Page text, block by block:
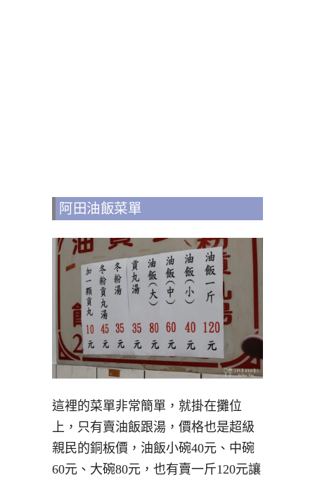
阿田油飯菜單
這裡的菜單非常簡單，就掛在攤位
上，只有賣油飯跟湯，價格也是超級
親民的銅板價，油飯小碗40元、中碗
60元、大碗80元，也有賣一斤120元讓